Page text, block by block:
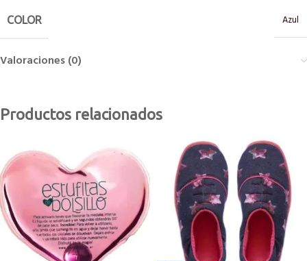
COLOR Azul
Valoraciones (0)
Productos relacionados